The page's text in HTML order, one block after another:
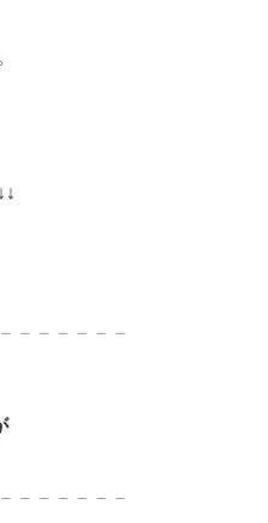
－－－－－－
－－－－－－